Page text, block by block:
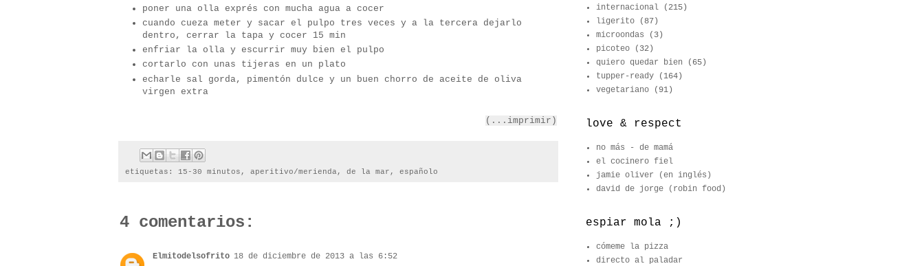
poner una olla exprés con mucha agua a cocer
cuando cueza meter y sacar el pulpo tres veces y a la tercera dejarlo
dentro, cerrar la tapa y cocer 15 min
enfriar la olla y escurrir muy bien el pulpo
cortarlo con unas tijeras en un plato
echarle sal gorda, pimentón dulce y un buen chorro de aceite de oliva
virgen extra
(...imprimir)
etiquetas: 15-30 minutos , aperitivo/merienda , de la mar , españolo
4 comentarios:
Elmitodelsofrito 18 de diciembre de 2013 a las 6:52
internacional
(215)
ligerito
(87)
microondas
(3)
picoteo
(32)
quiero quedar bien
(65)
tupper-ready
(164)
vegetariano
(91)
love & respect
no más - de mamá
el cocinero fiel
jamie oliver (en inglés)
david de jorge (robin food)
espiar mola ;)
cómeme la pizza
directo al paladar